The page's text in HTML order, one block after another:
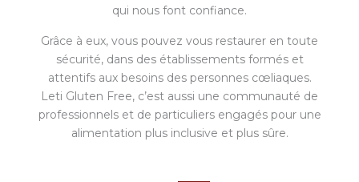
qui nous font confiance.
Grâce à eux, vous pouvez vous restaurer en toute
sécurité, dans des établissements formés et
attentifs aux besoins des personnes cœliaques.
Leti Gluten Free, c’est aussi une communauté de
professionnels et de particuliers engagés pour une
alimentation plus inclusive et plus sûre.